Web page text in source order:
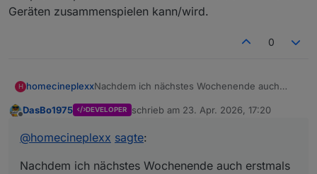
Geräten zusammenspielen kann/wird.
0
H homecineplexxNachdem ich nächstes Wochenende auch
werde, werd ich diesen Adapter ausprobieren.
zusammenspielen kann/wird.
DasBo1975 DEVELOPER schrieb am 23. Apr. 2026, 17:20
zuletzt editiert von
@homecineplexx sagte:
Nachdem ich nächstes Wochenende auch erstmals